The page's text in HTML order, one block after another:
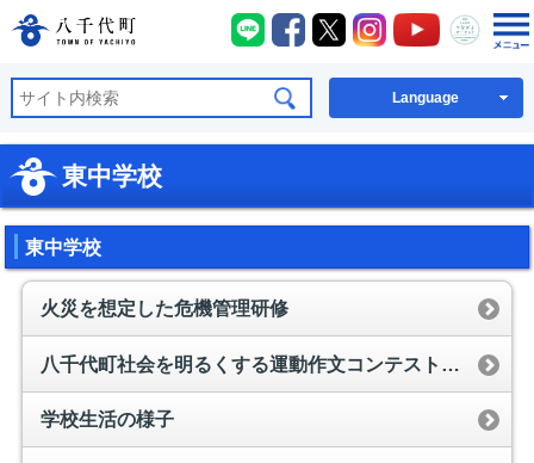
八千代町公式ホームページ
八千代町LINE
八千代町Facebook
八千代町X八千代町Instagram
八千代町
八千
Language
東中学校
東中学校
火災を想定した危機管理研修
八千代町社会を明るくする運動作文コンテスト表彰式
学校生活の様子